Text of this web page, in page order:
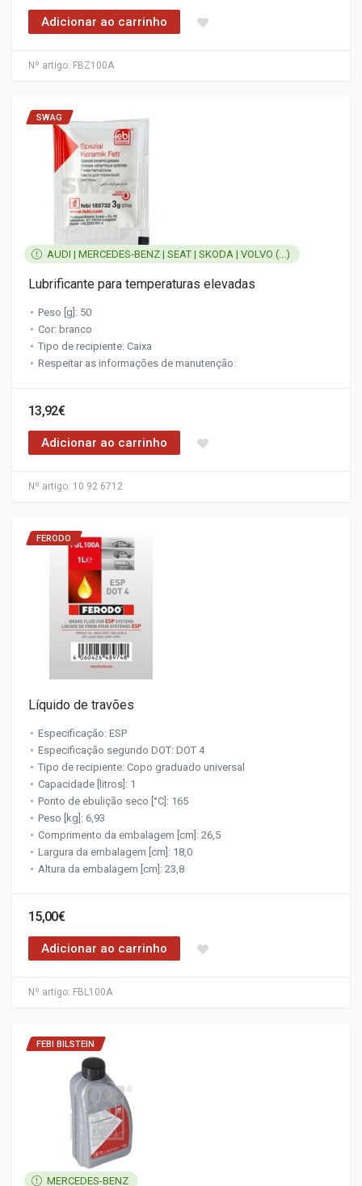
Nº artigo: FBZ100A
Adicionar ao carrinho
AUDI | MERCEDES-BENZ | SEAT | SKODA | VOLVO (...)
Nº artigo: 10 92 6712
SWAG
Lubrificante para temperaturas elevadas
Peso [g]: 50
Cor: branco
Tipo de recipiente: Caixa
Respeitar as informações de manutenção:
13,92€
Adicionar ao carrinho
Nº artigo: FBL100A
FERODO
Líquido de travões
Especificação: ESP
Especificação segundo DOT: DOT 4
Tipo de recipiente: Copo graduado universal
Capacidade [litros]: 1
Ponto de ebulição seco [°C]: 165
Peso [kg]: 6,93
Comprimento da embalagem [cm]: 26,5
Largura da embalagem [cm]: 18,0
Altura da embalagem [cm]: 23,8
15,00€
Adicionar ao carrinho
MERCEDES-BENZ
FEBI BILSTEIN